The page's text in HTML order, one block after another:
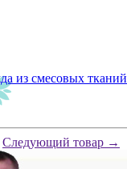
из смесовых тканий
Следующий товар →